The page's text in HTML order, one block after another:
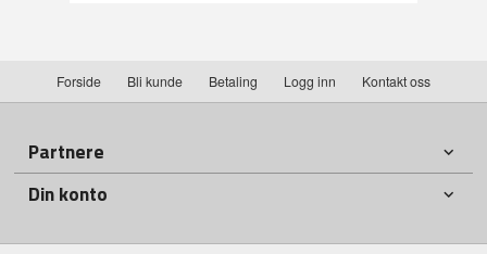
Forside Bli kunde Betaling Logg inn Kontakt oss
Partnere
Din konto